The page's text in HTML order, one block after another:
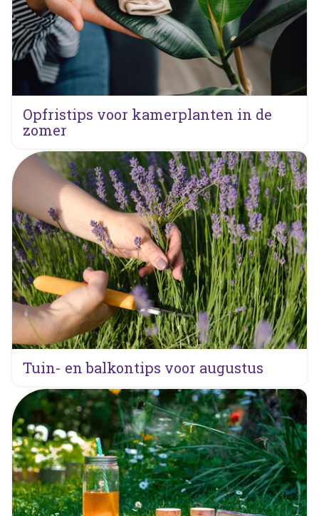
Opfristips voor kamerplanten in de
zomer
Tuin- en balkontips voor augustus